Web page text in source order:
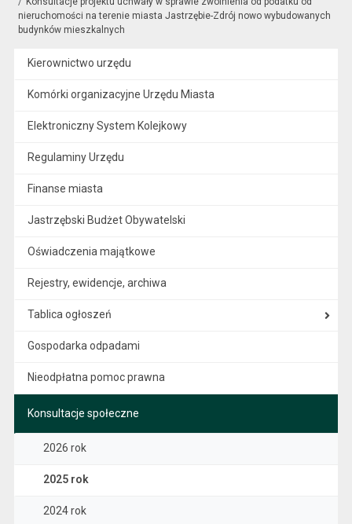
nieruchomości na terenie miasta Jastrzębie-Zdrój nowo wybudowanych
budynków mieszkalnych
Kierownictwo urzędu
Komórki organizacyjne Urzędu Miasta
Elektroniczny System Kolejkowy
Regulaminy Urzędu
Finanse miasta
Jastrzębski Budżet Obywatelski
Oświadczenia majątkowe
Rejestry, ewidencje, archiwa
Tablica ogłoszeń
Gospodarka odpadami
Nieodpłatna pomoc prawna
Konsultacje społeczne
2026 rok
2025 rok
2024 rok